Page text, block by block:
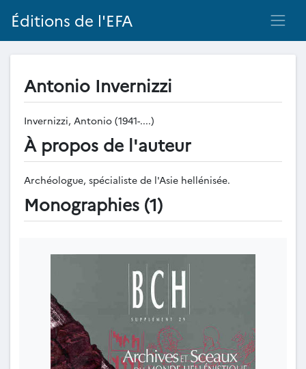
Éditions de l'EFA
Antonio Invernizzi
Invernizzi, Antonio (1941-....)
À propos de l'auteur
Archéologue, spécialiste de l'Asie hellénisée.
Monographies (1)